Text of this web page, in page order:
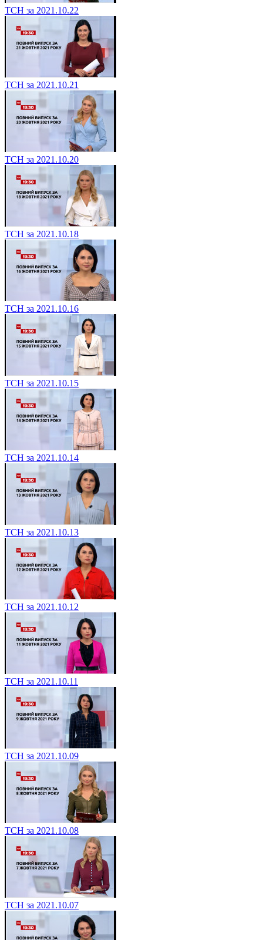
ТСН за 2021.10.22
ТСН за 2021.10.21
ТСН за 2021.10.20
ТСН за 2021.10.18
ТСН за 2021.10.16
ТСН за 2021.10.15
ТСН за 2021.10.14
ТСН за 2021.10.13
ТСН за 2021.10.12
ТСН за 2021.10.11
ТСН за 2021.10.09
ТСН за 2021.10.08
ТСН за 2021.10.07